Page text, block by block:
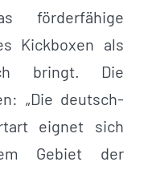
förderfähige
Kickboxen als
bringt. Die
„Die deutsch-
eignet sich
Gebiet der